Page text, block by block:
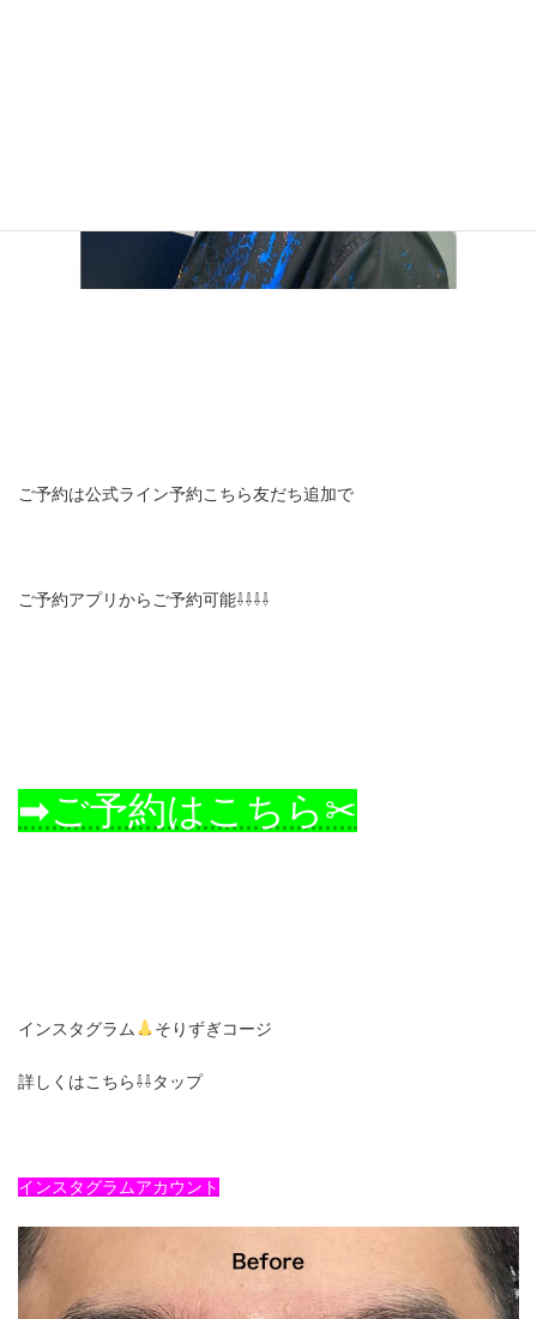
ご予約は公式ライン予約こちら友だち追加で
ご予約アプリからご予約可能⇩⇩⇩⇩
➡ご予約はこちら✂
インスタグラム そりずぎコージ
詳しくはこちら⇩⇩タップ
インスタグラムアカウント